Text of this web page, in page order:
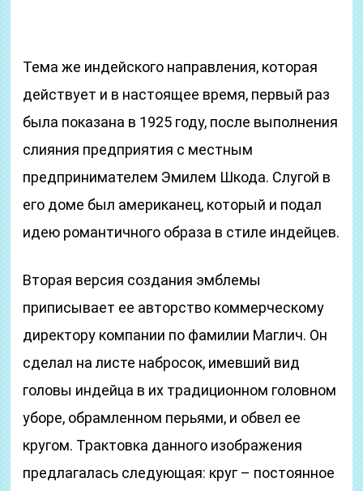
Тема же индейского направления, которая
действует и в настоящее время, первый раз
была показана в 1925 году, после выполнения
слияния предприятия с местным
предпринимателем Эмилем Шкода. Слугой в
его доме был американец, который и подал
идею романтичного образа в стиле индейцев.
Вторая версия создания эмблемы
приписывает ее авторство коммерческому
директору компании по фамилии Маглич. Он
сделал на листе набросок, имевший вид
головы индейца в их традиционном головном
уборе, обрамленном перьями, и обвел ее
кругом. Трактовка данного изображения
предлагалась следующая: круг – постоянное